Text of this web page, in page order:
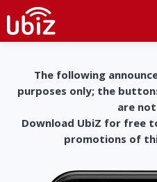
The following
purposes only; the
are
Download UbiZ for free
promotions of